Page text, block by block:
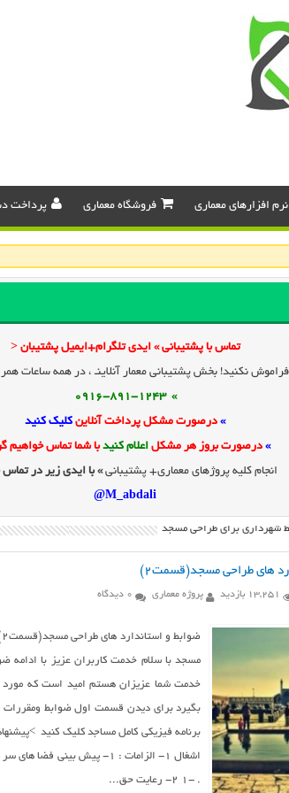
نرم افزارهای معماری فروشگاه معماری پرداخت
تماس با پشتیبانی » ایدی تلگرام+ایمیل پشتیبان <
فراموش نکنید! بخش پشتیبانی معمار آنلاینـ ، در همه ساعات
» 0916-891-1243
»درصورت مشکل پرداخت آنلاین کلیک کنید
» درصورت بروز هر مشکلاعلام کنیدبا شما تماس خواهیم
انجام کلیه پروژهای معماری+ پشتیبانی» با ایدی زیر در تماس
M_abdali@
شهرداری برای طراحی مسجد
های طراحی مسجد(قسمت۲)
13,251 بازدید پروژه معماری 0 دیدگاه
مسجد با سلام خدمت کاربران عزیز با ادامه
خدمت شما عزیزان هستم امید است که مورد
بگیرد برای دیدن قسمت اول ضوابط ومقررات
برنامه فیزیکی کامل مساجد کلیک کنید
اشغال ١- الزامات : ١- پيش بينی
. -١ ٢- رعايت حق...